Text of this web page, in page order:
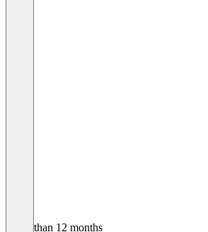
Older than 12 months